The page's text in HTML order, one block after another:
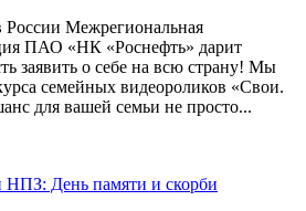
России Межрегиональная
ПАО «НК «Роснефть» дарит
заявить о себе на всю страну! Мы
семейных видеороликов «Свои.
для вашей семьи не просто...
НПЗ: День памяти и скорби